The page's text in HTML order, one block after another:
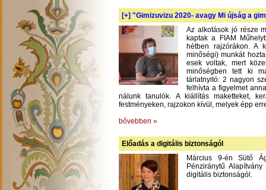
[+] "Gimizuvizu 2020- avagy Mi újság a
Az alkotások jó része
kaptak a FIAM
hétben rajzórákon. A
minőségi) munkát
esek voltak, mert
minőségben tett ki
tárlatnyitó: 2 nagyon
felhívta a figyelmet
nálunk tanulók. A kiállítás maketteket,
festményeken, rajzokon kívül, melyek épp
bővebben »
Előadás a digitális biztonságól
Március 9-én Sütő
Pénziránytű
digitális biztonságól.